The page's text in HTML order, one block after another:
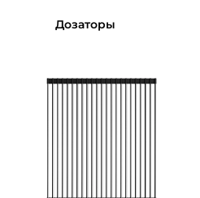
Дозаторы